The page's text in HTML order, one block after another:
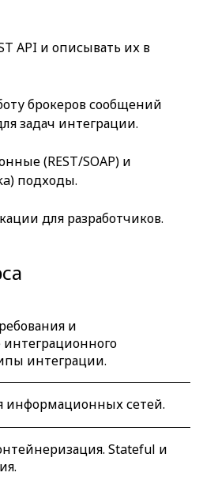
API и описывать их в
брокеров сообщений
задач интеграции.
(REST/SOAP) и
подходы.
для разработчиков.
и
интеграции.
информационных сетей.
Stateful и